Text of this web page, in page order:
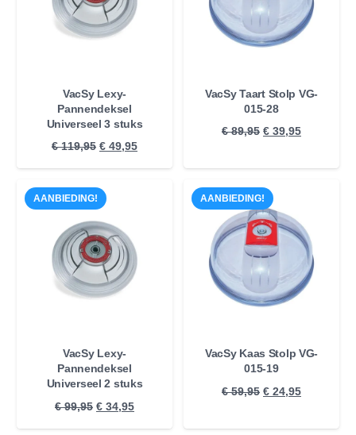
VacSy Lexy-
Pannendeksel
Universeel 3 stuks
€119,95 Oorspronkelijke
prijs
was:
€ 119,95.
€ 49,95Huidige
prijs
VacSy Taart Stolp VG-
015-28
€89,95 Oorspronkelijke
€ 89,95.
€ 39,95Huidige
AANBIEDING!
VacSy Lexy-
Pannendeksel
Universeel 2 stuks
€99,95 Oorspronkelijke
prijs
€ 34,95Huidige
prijs
AANBIEDING!
VacSy Kaas Stolp VG-
015-19
€59,95 Oorspronkelijke
€ 24,95Huidige